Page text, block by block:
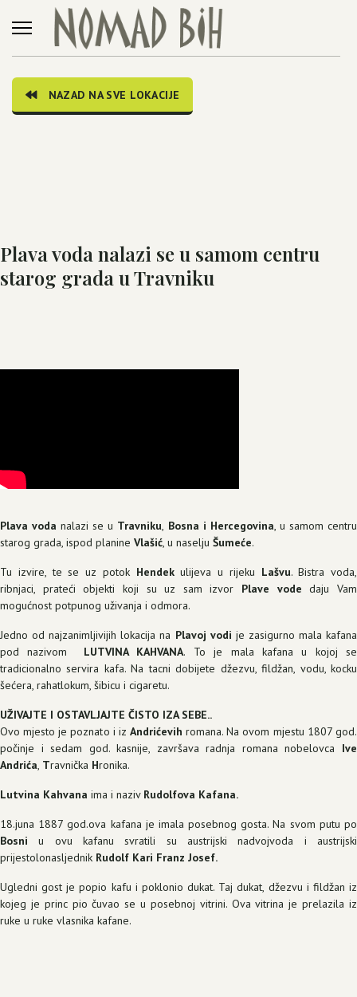
NAZAD NA SVE LOKACIJE
Plava voda nalazi se u samom centru
starog grada u Travniku
Plava voda nalazi se u Travniku, Bosna i Hercegovina, u samom centru
starog grada, ispod planine Vlašić, u naselju Šumeće.
Tu izvire, te se uz potok Hendekulijeva u rijeku Lašvu. Bistra voda,
ribnjaci, prateći objekti koji su uz sam izvor Plave vode daju Vam
mogućnost potpunog uživanja i odmora.
Jedno od najzanimljivijih lokacija na Plavoj vodi je zasigurno mala kafana
pod nazivom LUTVINA KAHVANA. To je mala kafana u kojoj se
tradicionalno servira kafa. Na tacni dobijete džezvu, fildžan, vodu, kocku
šećera, rahatlokum, šibicu i cigaretu.
UŽIVAJTE I OSTAVLJAJTE ČISTO IZA SEBE..
Ovo mjesto je poznato i iz Andrićevih romana. Na ovom mjestu 1807 god.
počinje i sedam god. kasnije, završava radnja romana nobelovca Ive
Andrića, Travnička Hronika.
Lutvina Kahvana ima i naziv Rudolfova Kafana.
18.juna 1887 god.ova kafana je imala posebnog gosta. Na svom putu po
Bosni u ovu kafanu svratili su austrijski nadvojvoda i austrijski
prijestolonasljednik Rudolf Kari Franz Josef.
Ugledni gost je popio kafu i poklonio dukat. Taj dukat, džezvu i fildžan iz
kojeg je princ pio čuvao se u posebnoj vitrini. Ova vitrina je prelazila iz
ruke u ruke vlasnika kafane.